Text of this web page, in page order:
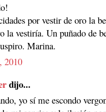
por vestir de oro la
la vestiría. Un puñado de
Marina.
2010
dijo...
yo sí me escondo